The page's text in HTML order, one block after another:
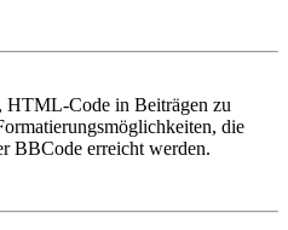
HTML-Code in Beiträgen zu
die
BBCode erreicht werden.